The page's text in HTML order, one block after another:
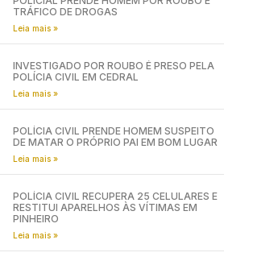
TRÁFICO DE DROGAS
Leia mais »
INVESTIGADO POR ROUBO É PRESO PELA
POLÍCIA CIVIL EM CEDRAL
Leia mais »
POLÍCIA CIVIL PRENDE HOMEM SUSPEITO
DE MATAR O PRÓPRIO PAI EM BOM LUGAR
Leia mais »
POLÍCIA CIVIL RECUPERA 25 CELULARES E
RESTITUI APARELHOS ÀS VÍTIMAS EM
PINHEIRO
Leia mais »